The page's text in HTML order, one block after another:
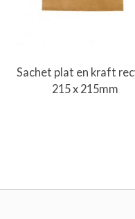
Ajouter au panier
Sachet plat en kraft
215 x 215mm